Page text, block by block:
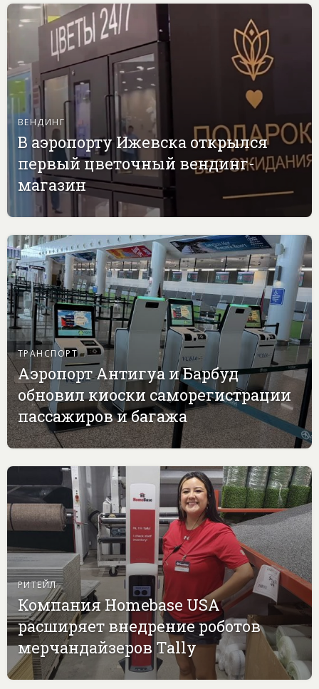
ВЕНДИНГ
В аэропорту Ижевска открылся
первый цветочный вендинг-
магазин
ТРАНСПОРТ
Аэропорт Антигуа и Барбуд
обновил киоски саморегистрации
пассажиров и багажа
РИТЕЙЛ
Компания Homebase USA
расширяет внедрение роботов
мерчандайзеров Tally